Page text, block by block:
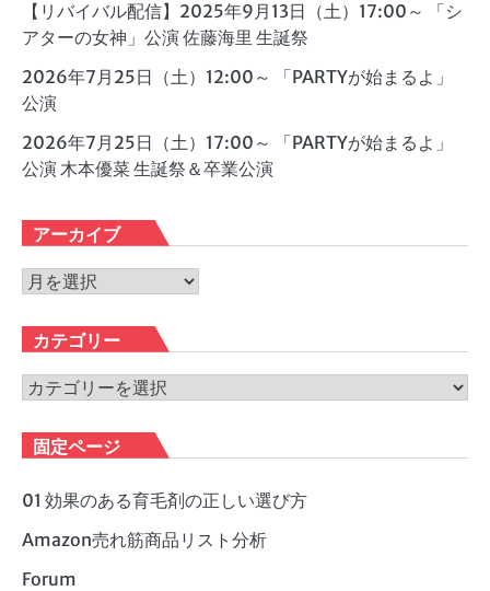
【リバイバル配信】2025年9月13日（土）17:00～ 「シ
アターの女神」公演 佐藤海里 生誕祭
2026年7月25日（土）12:00～ 「PARTYが始まるよ」
公演
2026年7月25日（土）17:00～ 「PARTYが始まるよ」
公演 木本優菜 生誕祭＆卒業公演
アーカイブ
ア
カ
イ
ブ
カテゴリー
カ
ゴ
リ
ー
固定ページ
01 効果のある育毛剤の正しい選び方
Amazon売れ筋商品リスト分析
Forum